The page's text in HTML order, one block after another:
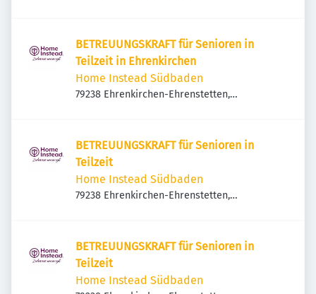
BETREUUNGSKRAFT für Senioren in
Teilzeit in Ehrenkirchen
Home Instead Südbaden
79238 Ehrenkirchen-Ehrenstetten,
BETREUUNGSKRAFT für Senioren in
Teilzeit
Home Instead Südbaden
79238 Ehrenkirchen-Ehrenstetten,
BETREUUNGSKRAFT für Senioren in
Teilzeit
Home Instead Südbaden